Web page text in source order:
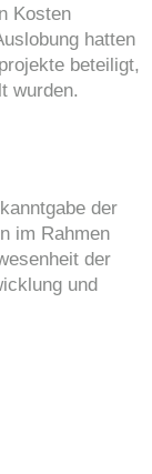
Kosten
hatten
beteiligt,
wurden.
der
im Rahmen
der
und